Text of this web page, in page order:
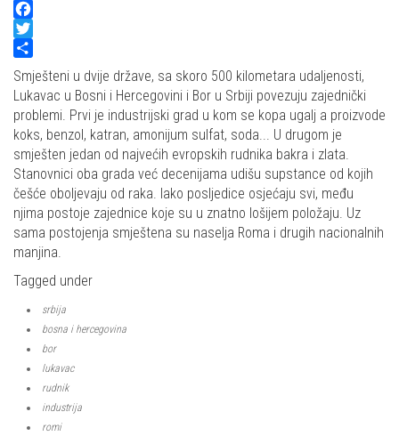
Facebook
Twitter
Share
Smješteni u dvije države, sa skoro 500 kilometara udaljenosti,
Lukavac u Bosni i Hercegovini i Bor u Srbiji povezuju zajednički
problemi. Prvi je industrijski grad u kom se kopa ugalj a proizvode
koks, benzol, katran, amonijum sulfat, soda... U drugom je
smješten jedan od najvećih evropskih rudnika bakra i zlata.
Stanovnici oba grada već decenijama udišu supstance od kojih
češće oboljevaju od raka. Iako posljedice osjećaju svi, među
njima postoje zajednice koje su u znatno lošijem položaju. Uz
sama postojenja smještena su naselja Roma i drugih nacionalnih
manjina.
Tagged under
srbija
bosna i hercegovina
bor
lukavac
rudnik
industrija
romi